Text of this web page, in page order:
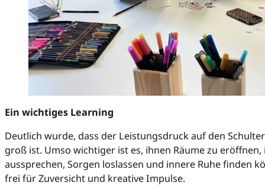
Ein wichtiges Learning
Deutlich wurde, dass der Leistungsdruck auf den
groß ist. Umso wichtiger ist es, ihnen Räume zu eröffnen,
aussprechen, Sorgen loslassen und innere Ruhe finden
frei für Zuversicht und kreative Impulse.